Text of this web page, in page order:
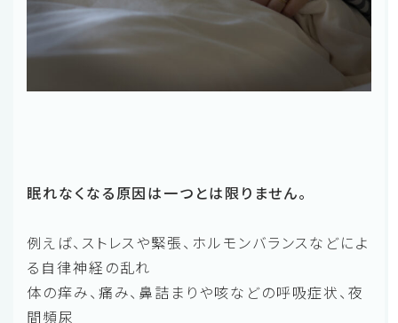
眠れなくなる原因は一つとは限りません。
例えば、ストレスや緊張、ホルモンバランスなどによ
る自律神経の乱れ
体の痒み、痛み、鼻詰まりや咳などの呼吸症状、夜
間頻尿